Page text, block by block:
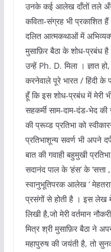
उनके कई आलेख दाँतों तले
कविता-संग्रह भी प्रकाशित
दलित आत्मकथाओं में
मुसाफ़िर बैठा के शोध-प्रबंध
उन्हें Ph. D. मिला । ज्ञात
करनेवाले पूरे भारत / हिंदी के
हूँ कि इस शोध-प्रबंध में मेरी
सहकर्मी साम-दाम-दंड-भेद की
की प्रूव्ड प्रतिभा को
प्रतिभाशून्य सवर्ण भी अपने
बात की गवाही बहुमुखी
सदानंद पाल के ‘हंस’ के ‘सत्ता
स्वानुभूतिपरक आलेख ‘
प्रसंगों से होती है । इस लेख
लिखी है,जो मेरी वर्तमान
मित्र श्री मुसाफ़िर बैठा ने
महापुरुष की जयंती है, तो